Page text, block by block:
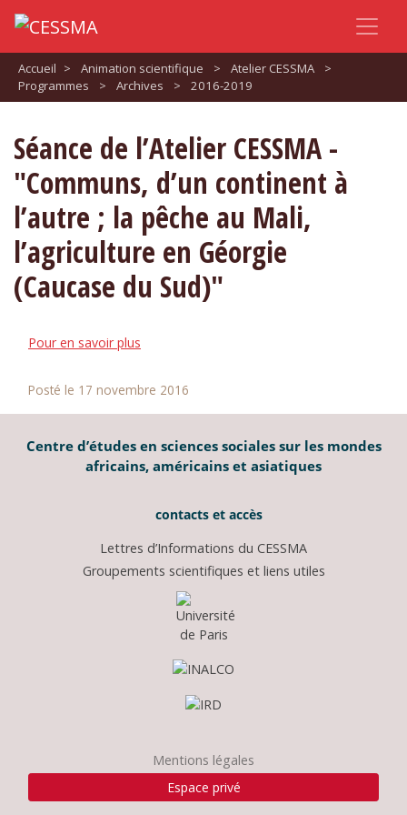
Accueil > Animation scientifique > Atelier CESSMA
>
Programmes
> Archives > 2016-2019
Séance de l’Atelier CESSMA -
"Communs, d’un continent à
l’autre ; la pêche au Mali,
l’agriculture en Géorgie
(Caucase du Sud)"
Pour en savoir plus
Posté le 17 novembre 2016
Centre d’études en sciences sociales sur les mondes
africains, américains et asiatiques
contacts et accès
Lettres d’Informations du CESSMA
Groupements scientifiques et liens utiles
Mentions légales
Espace privé